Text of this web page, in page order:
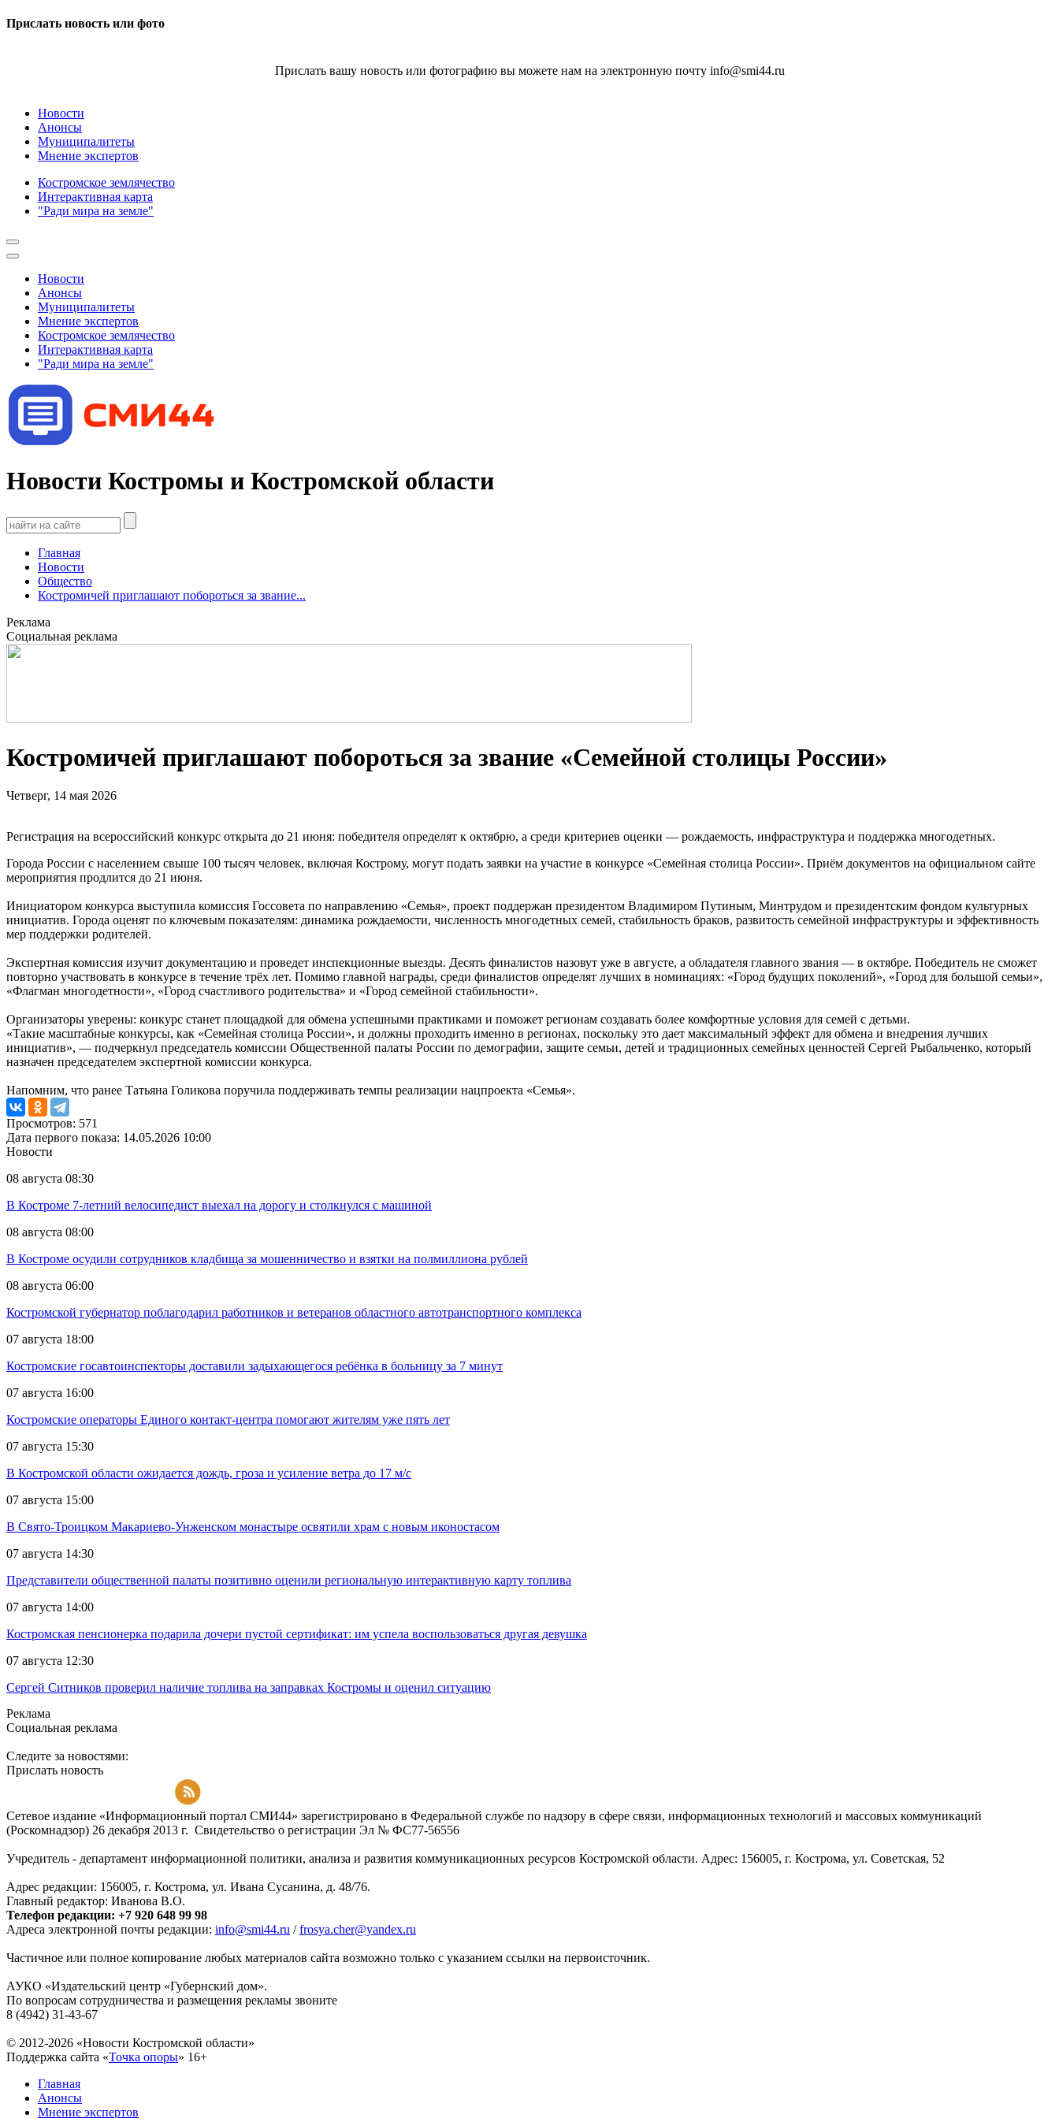
Прислать новость или фото
Прислать вашу новость или фотографию вы можете нам на электронную почту info@smi44.ru
Новости
Анонсы
Муниципалитеты
Мнение экспертов
Костромское землячество
Интерактивная карта
"Ради мира на земле"
Новости
Анонсы
Муниципалитеты
Мнение экспертов
Костромское землячество
Интерактивная карта
"Ради мира на земле"
Новости Костромы и Костромской области
Главная
Новости
Общество
Костромичей приглашают побороться за звание...
Реклама
Социальная реклама
Костромичей приглашают побороться за звание «Семейной столицы России»
Четверг, 14 мая 2026
Регистрация на всероссийский конкурс открыта до 21 июня: победителя определят к октябрю, а среди критериев оценки — рождаемость, инфраструктура и поддержка многодетных.
Города России с населением свыше 100 тысяч человек, включая Кострому, могут подать заявки на участие в конкурсе «Семейная столица России». Приём документов на официальном сайте
мероприятия продлится до 21 июня.
Инициатором конкурса выступила комиссия Госсовета по направлению «Семья», проект поддержан президентом Владимиром Путиным, Минтрудом и президентским фондом культурных
инициатив. Города оценят по ключевым показателям: динамика рождаемости, численность многодетных семей, стабильность браков, развитость семейной инфраструктуры и эффективность
мер поддержки родителей.
Экспертная комиссия изучит документацию и проведет инспекционные выезды. Десять финалистов назовут уже в августе, а обладателя главного звания — в октябре. Победитель не сможет
повторно участвовать в конкурсе в течение трёх лет. Помимо главной награды, среди финалистов определят лучших в номинациях: «Город будущих поколений», «Город для большой семьи»,
«Флагман многодетности», «Город счастливого родительства» и «Город семейной стабильности».
Организаторы уверены: конкурс станет площадкой для обмена успешными практиками и поможет регионам создавать более комфортные условия для семей с детьми.
«Такие масштабные конкурсы, как «Семейная столица России», и должны проходить именно в регионах, поскольку это дает максимальный эффект для обмена и внедрения лучших
инициатив», — подчеркнул председатель комиссии Общественной палаты России по демографии, защите семьи, детей и традиционных семейных ценностей Сергей Рыбальченко, который
назначен председателем экспертной комиссии конкурса.
Напомним, что ранее Татьяна Голикова поручила поддерживать темпы реализации нацпроекта «Семья».
Просмотров: 571
Дата первого показа: 14.05.2026 10:00
Новости
08 августа 08:30
В Костроме 7-летний велосипедист выехал на дорогу и столкнулся с машиной
08 августа 08:00
В Костроме осудили сотрудников кладбища за мошенничество и взятки на полмиллиона рублей
08 августа 06:00
Костромской губернатор поблагодарил работников и ветеранов областного автотранспортного комплекса
07 августа 18:00
Костромские госавтоинспекторы доставили задыхающегося ребёнка в больницу за 7 минут
07 августа 16:00
Костромские операторы Единого контакт-центра помогают жителям уже пять лет
07 августа 15:30
В Костромской области ожидается дождь, гроза и усиление ветра до 17 м/с
07 августа 15:00
В Свято-Троицком Макариево-Унженском монастыре освятили храм с новым иконостасом
07 августа 14:30
Представители общественной палаты позитивно оценили региональную интерактивную карту топлива
07 августа 14:00
Костромская пенсионерка подарила дочери пустой сертификат: им успела воспользоваться другая девушка
07 августа 12:30
Сергей Ситников проверил наличие топлива на заправках Костромы и оценил ситуацию
Реклама
Социальная реклама
Следите за новостями:
Прислать новость
Сетевое издание «Информационный портал СМИ44» зарегистрировано в Федеральной службе по надзору в сфере связи, информационных технологий и массовых коммуникаций
(Роскомнадзор) 26 декабря 2013 г. Свидетельство о регистрации Эл № ФC77-56556
Учредитель - департамент информационной политики, анализа и развития коммуникационных ресурсов Костромской области. Адрес: 156005, г. Кострома, ул. Советская, 52
Адрес редакции: 156005, г. Кострома, ул. Ивана Сусанина, д. 48/76.
Главный редактор: Иванова В.О.
Телефон редакции: +7 920 648 99 98
Адреса электронной почты редакции: info@smi44.ru /frosya.cher@yandex.ru
Частичное или полное копирование любых материалов сайта возможно только с указанием ссылки на первоисточник.
АУКО «Издательский центр «Губернский дом».
По вопросам сотрудничества и размещения рекламы звоните
8 (4942) 31-43-67
© 2012-2026 «Новости Костромской области»
Поддержка сайта «Точка опоры» 16+
Главная
Анонсы
Мнение экспертов